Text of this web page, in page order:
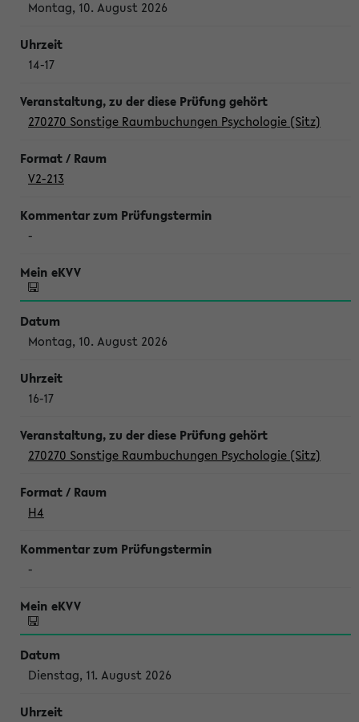
Montag, 10. August 2026
14-17
270270 Sonstige Raumbuchungen Psychologie (Sitz)
V2-213
-
Montag, 10. August 2026
16-17
270270 Sonstige Raumbuchungen Psychologie (Sitz)
H4
-
Dienstag, 11. August 2026